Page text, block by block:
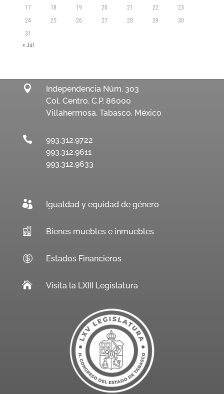
17
18 19 20 21 22
23
24
25 26 27 28 29
30
31
« Jul

Independencia Núm. 303
Col. Centro, C.P. 86000
Villahermosa, Tabasco. México

993.312.9722
993.312.9611
993.312.9633
 Igualdad y equidad de género
 Bienes muebles e inmuebles
 Estados Financieros
 Visita la LXIII Legislatura